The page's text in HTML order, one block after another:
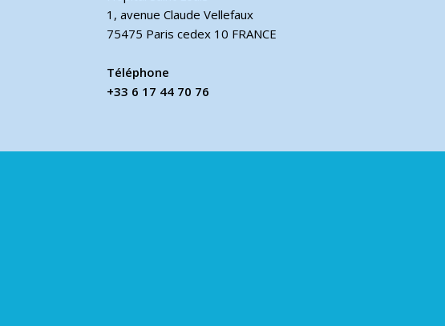
1, avenue Claude Vellefaux
75475 Paris cedex 10 FRANCE
Téléphone
+33 6 17 44 70 76